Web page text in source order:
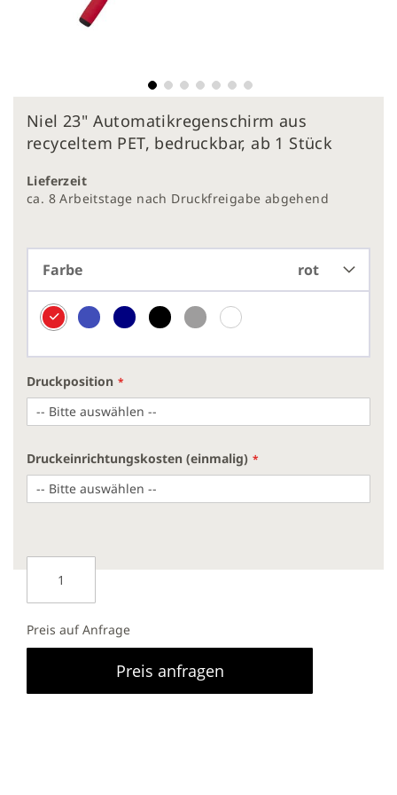
Anfang
der
Bildergalerie
Niel 23" Automatikregenschirm aus
recyceltem PET, bedruckbar, ab 1 Stück
Lieferzeit
ca. 8 Arbeitstage nach Druckfreigabe abgehend
Farbe rot
Druckposition
Druckeinrichtungskosten (einmalig)
Preis auf Anfrage
Preis anfragen